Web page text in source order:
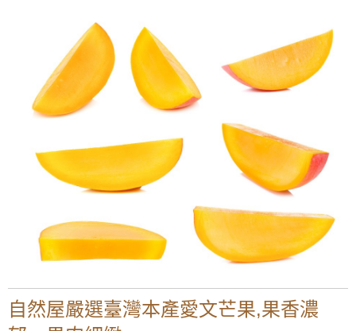
自然屋嚴選臺灣本產愛文芒果,果香濃